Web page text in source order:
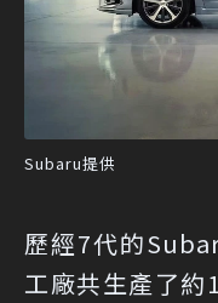
Subaru提供
歷經7代的
工廠共生產了約